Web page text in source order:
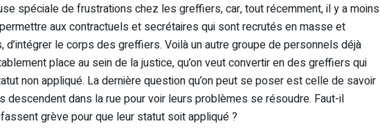
spéciale de frustrations chez les greffiers, car, tout récemment, il y a moins
aux contractuels et secrétaires qui sont recrutés en masse et
le corps des greffiers. Voilà un autre groupe de personnels déjà
place au sein de la justice, qu’on veut convertir en des greffiers qui
non appliqué. La dernière question qu’on peut se poser est celle de savoir
descendent dans la rue pour voir leurs problèmes se résoudre. Faut-il
grève pour que leur statut soit appliqué ?